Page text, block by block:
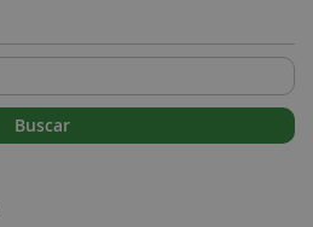
Buscar